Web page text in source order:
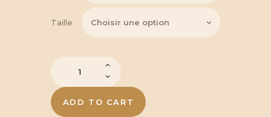
prix :
Taille
quantité
de
Sac
ceinture
double
ADD TO CART